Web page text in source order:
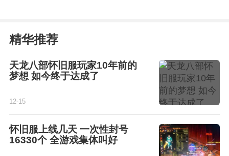
精华推荐
天龙八部怀旧服玩家10年前的
梦想 如今终于达成了
12-15
怀旧服上线几天 一次性封号
16330个 全游戏集体叫好